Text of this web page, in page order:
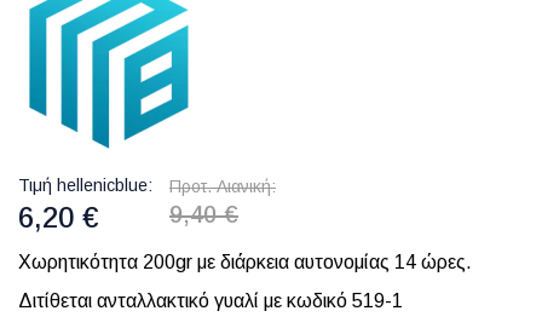
Τιμή hellenicblue
6,20 €
Προτ. Λιανική
9,40 €
Χωρητικότητα 200gr με διάρκεια αυτονομίας 14 ώρες.
Διτίθεται ανταλλακτικό γυαλί με κωδικό 519-1